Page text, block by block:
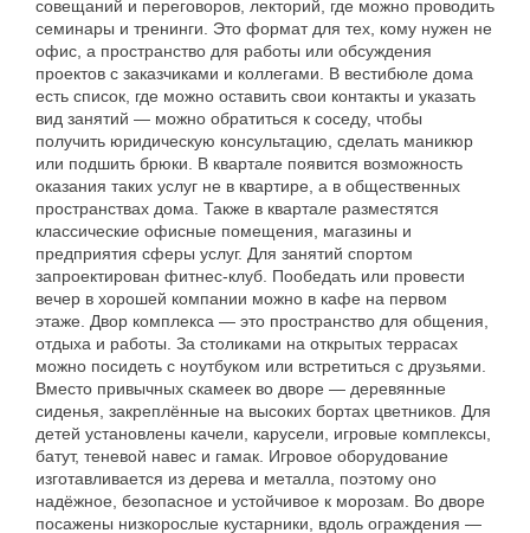
совещаний и переговоров, лекторий, где можно проводить
семинары и тренинги. Это формат для тех, кому нужен не
офис, а пространство для работы или обсуждения
проектов с заказчиками и коллегами. В вестибюле дома
есть список, где можно оставить свои контакты и указать
вид занятий — можно обратиться к соседу, чтобы
получить юридическую консультацию, сделать маникюр
или подшить брюки. В квартале появится возможность
оказания таких услуг не в квартире, а в общественных
пространствах дома. Также в квартале разместятся
классические офисные помещения, магазины и
предприятия сферы услуг. Для занятий спортом
запроектирован фитнес-клуб. Пообедать или провести
вечер в хорошей компании можно в кафе на первом
этаже. Двор комплекса — это пространство для общения,
отдыха и работы. За столиками на открытых террасах
можно посидеть с ноутбуком или встретиться с друзьями.
Вместо привычных скамеек во дворе — деревянные
сиденья, закреплённые на высоких бортах цветников. Для
детей установлены качели, карусели, игровые комплексы,
батут, теневой навес и гамак. Игровое оборудование
изготавливается из дерева и металла, поэтому оно
надёжное, безопасное и устойчивое к морозам. Во дворе
посажены низкорослые кустарники, вдоль ограждения —